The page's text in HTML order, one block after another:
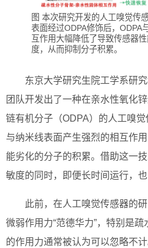
图 本次研究开发的人工嗅觉传
表面经过ODPA修饰后，ODPA
互作用大幅降低了导致传感器
度，从而抑制分子积累。
东京大学研究生院工学系研
团队开发出了一种在亲水性氧化
链有机分子（ODPA）的人工嗅
与纳米线表面产生强烈的相互作
能劣化的分子的积累。借助这一
敏度的同时，即便长时间运行，也
此前，在人工嗅觉传感器的
微弱作用力“范德华力”，特别是
的作用力通常被认为可以忽略不